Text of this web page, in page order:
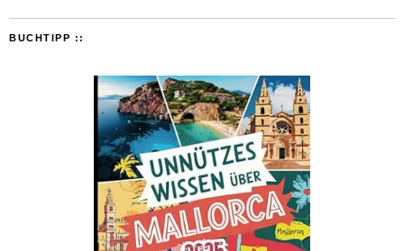
BUCHTIPP ::